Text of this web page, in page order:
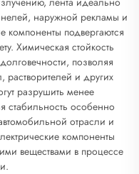
наружной рекламы и
компоненты подвергаются
Химическая стойкость
позволяя
растворителей и других
разрушить менее
стабильность особенно
отрасли и
компоненты
веществами в процессе